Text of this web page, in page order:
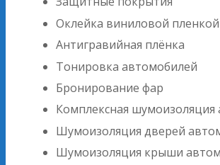
Оклейка виниловой пленкой
Антигравийная плёнка
Тонировка автомобилей
Бронирование фар
Комплексная шумоизоляция
Шумоизоляция дверей
Шумоизоляция крыши